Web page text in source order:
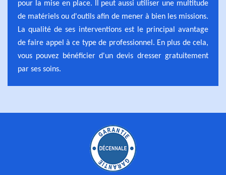
pour la mise en place. Il peut aussi utiliser une multitude
de matériels ou d'outils afin de mener à bien les missions.
La qualité de ses interventions est le principal avantage
de faire appel à ce type de professionnel. En plus de cela,
vous pouvez bénéficier d'un devis dresser gratuitement
par ses soins.